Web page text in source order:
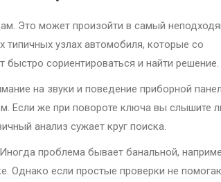
Это может произойти в самый
узлах автомобиля, которые со
сориентироваться и найти решение.
на звуки и поведение приборной
Если же при повороте ключа вы слышите
анализ сужает круг поиска.
проблема бывает банальной,
Однако если простые проверки не